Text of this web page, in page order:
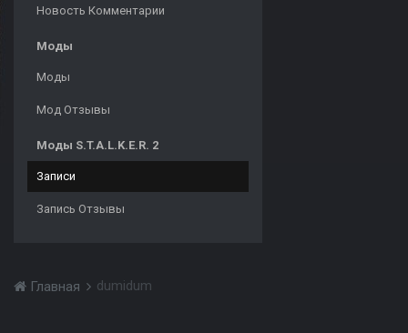
Новость Комментарии
Моды
Моды
Мод Отзывы
Моды S.T.A.L.K.E.R. 2
Записи
Запись Отзывы
Главная dumidum